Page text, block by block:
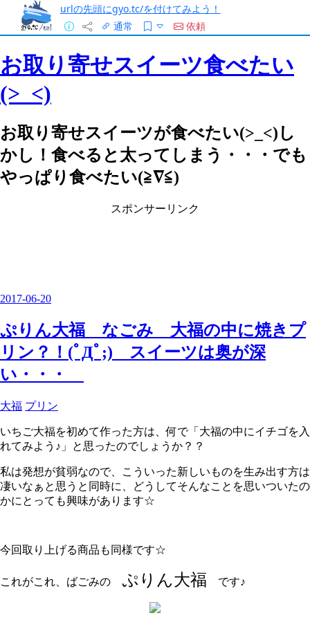
urlの先頭にgyo.tc/を付けてみよう！
通常
依頼